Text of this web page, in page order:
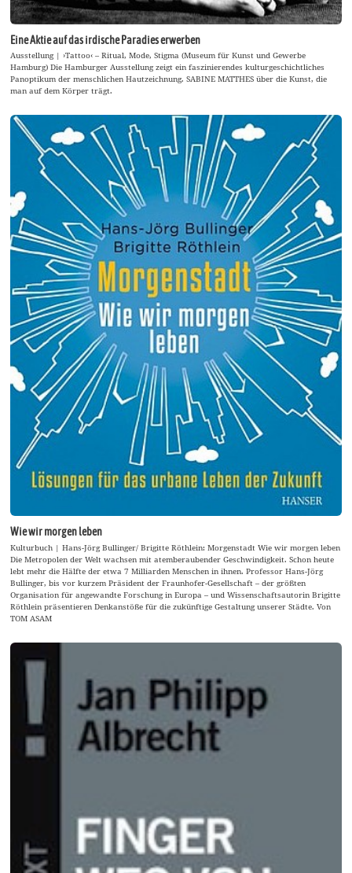
Eine Aktie auf das irdische Paradies erwerben
Ausstellung | ›Tattoo‹ – Ritual, Mode, Stigma (Museum für Kunst und Gewerbe
Hamburg) Die Hamburger Ausstellung zeigt ein faszinierendes kulturgeschichtliches
Panoptikum der menschlichen Hautzeichnung. SABINE MATTHES über die Kunst, die
man auf dem Körper trägt.
Wie wir morgen leben
Kulturbuch | Hans-Jörg Bullinger/ Brigitte Röthlein: Morgenstadt Wie wir morgen leben
Die Metropolen der Welt wachsen mit atemberaubender Geschwindigkeit. Schon heute
lebt mehr die Hälfte der etwa 7 Milliarden Menschen in ihnen. Professor Hans-Jörg
Bullinger, bis vor kurzem Präsident der Fraunhofer-Gesellschaft – der größten
Organisation für angewandte Forschung in Europa – und Wissenschaftsautorin Brigitte
Röthlein präsentieren Denkanstöße für die zukünftige Gestaltung unserer Städte. Von
TOM ASAM